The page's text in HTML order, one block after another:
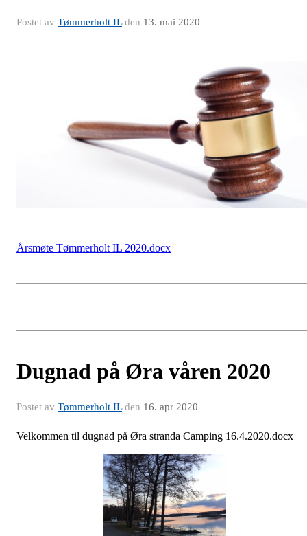
Postet av Tømmerholt ILden 13. mai 2020
Årsmøte Tømmerholt IL 2020.docx
Dugnad på Øra våren 2020
Postet av Tømmerholt ILden 16. apr 2020
Velkommen til dugnad på Øra stranda Camping 16.4.2020.docx